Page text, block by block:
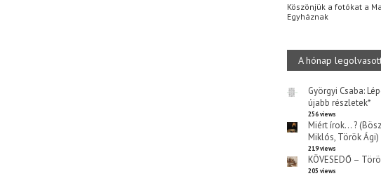
Köszönjük a fotókat a
Egyháznak
A hónap
Györgyi Csaba:
újabb részletek*
256 views
Miért írok… ?
Miklós, Török Ági)
219 views
KÖVESEDŐ –
205 views